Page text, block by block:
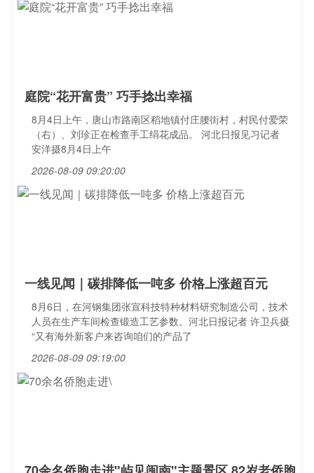
庭院“花开富贵” 巧手捻出幸福
8月4日上午，唐山市路南区稻地镇付庄腰街村，村民付爱荣
（右）、刘珍正在检查手工绢花成品。 河北日报见习记者
安洋摄8月4日上午
2026-08-09 09:20:00
一线见闻｜碳排降低一吨多 价格上涨超百元
8月6日，在河钢集团张宣科技特种材料研究制造公司，技术
人员在生产车间检查锻造工艺参数。河北日报记者 许卫兵摄
“又有海外新客户来咨询咱们的产品了
2026-08-09 09:19:00